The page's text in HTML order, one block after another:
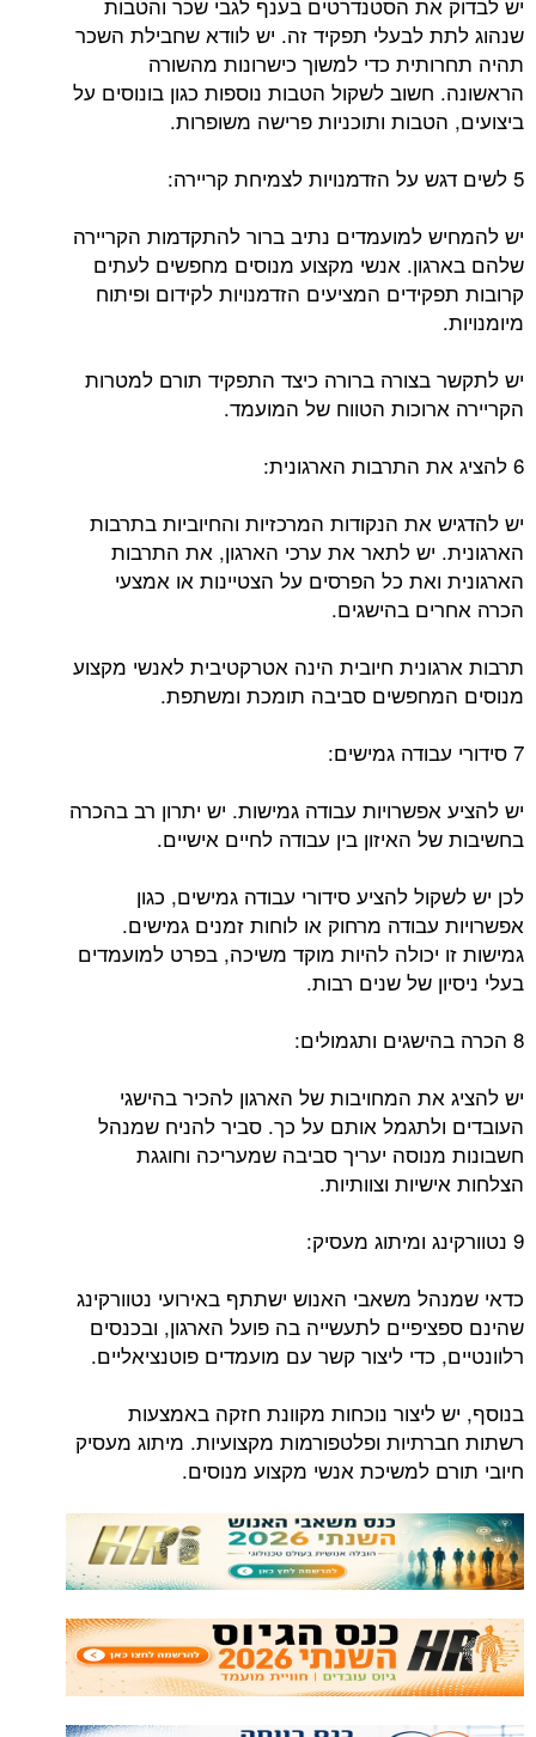
שנהוג לתת לבעלי תפקיד זה. יש לוודא שחבילת השכר
תהיה תחרותית כדי למשוך כישרונות מהשורה
הראשונה. חשוב לשקול הטבות נוספות כגון בונוסים על
ביצועים, הטבות ותוכניות פרישה משופרות.
5 לשים דגש על הזדמנויות לצמיחת קריירה:
יש להמחיש למועמדים נתיב ברור להתקדמות הקריירה
שלהם בארגון. אנשי מקצוע מנוסים מחפשים לעתים
קרובות תפקידים המציעים הזדמנויות לקידום ופיתוח
מיומנויות.
יש לתקשר בצורה ברורה כיצד התפקיד תורם למטרות
הקריירה ארוכות הטווח של המועמד.
6 להציג את התרבות הארגונית:
יש להדגיש את הנקודות המרכזיות והחיוביות בתרבות
הארגונית. יש לתאר את ערכי הארגון, את התרבות
הארגונית ואת כל הפרסים על הצטיינות או אמצעי
הכרה אחרים בהישגים.
תרבות ארגונית חיובית הינה אטרקטיבית לאנשי מקצוע
מנוסים המחפשים סביבה תומכת ומשתפת.
7 סידורי עבודה גמישים:
יש להציע אפשרויות עבודה גמישות. יש יתרון רב בהכרה
בחשיבות של האיזון בין עבודה לחיים אישיים.
לכן יש לשקול להציע סידורי עבודה גמישים, כגון
אפשרויות עבודה מרחוק או לוחות זמנים גמישים.
גמישות זו יכולה להיות מוקד משיכה, בפרט למועמדים
בעלי ניסיון של שנים רבות.
8 הכרה בהישגים ותגמולים:
יש להציג את המחויבות של הארגון להכיר בהישגי
העובדים ולתגמל אותם על כך. סביר להניח שמנהל
חשבונות מנוסה יעריך סביבה שמעריכה וחוגגת
הצלחות אישיות וצוותיות.
9 נטוורקינג ומיתוג מעסיק:
כדאי שמנהל משאבי האנוש ישתתף באירועי נטוורקינג
שהינם ספציפיים לתעשייה בה פועל הארגון, ובכנסים
רלוונטיים, כדי ליצור קשר עם מועמדים פוטנציאליים.
בנוסף, יש ליצור נוכחות מקוונת חזקה באמצעות
רשתות חברתיות ופלטפורמות מקצועיות. מיתוג מעסיק
חיובי תורם למשיכת אנשי מקצוע מנוסים.